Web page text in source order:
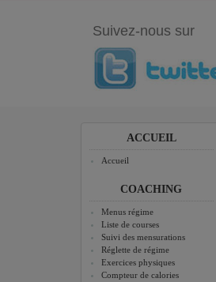
Suivez-nous sur
ACCUEIL
Accueil
COACHING
Menus régime
Liste de courses
Suivi des mensurations
Réglette de régime
Exercices physiques
Compteur de calories